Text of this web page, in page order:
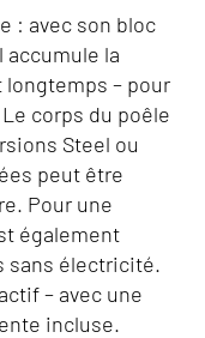
: avec son bloc
accumule la
– pour
corps du poêle
Steel ou
peut être
Pour une
également
sans électricité.
– avec une
incluse.